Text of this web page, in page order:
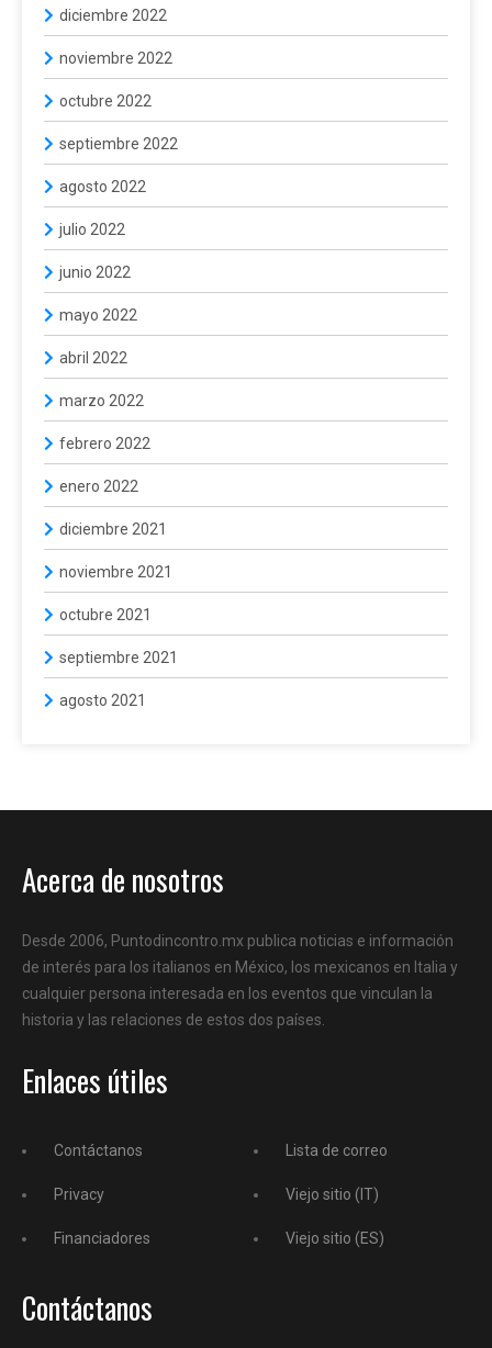
diciembre 2022
noviembre 2022
octubre 2022
septiembre 2022
agosto 2022
julio 2022
junio 2022
mayo 2022
abril 2022
marzo 2022
febrero 2022
enero 2022
diciembre 2021
noviembre 2021
octubre 2021
septiembre 2021
agosto 2021
Acerca de nosotros
Desde 2006, Puntodincontro.mx publica noticias e información
de interés para los italianos en México, los mexicanos en Italia y
cualquier persona interesada en los eventos que vinculan la
historia y las relaciones de estos dos países.
Enlaces útiles
Contáctanos
Privacy
Financiadores
Lista de correo
Viejo sitio (IT)
Viejo sitio (ES)
Contáctanos